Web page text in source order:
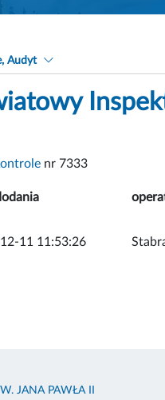
Audyt
nr 7333
11 11:53:26
JANA PAWŁA II